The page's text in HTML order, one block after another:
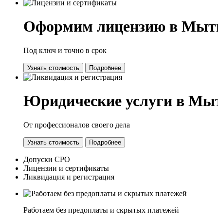
Оформим лицензию в
Под ключ и точно в срок
Узнать стоимость Подробнее
Юридические услуги в
От профессионалов своего дела
Узнать стоимость Подробнее
Допуски СРО
Лицензии и сертификаты
Ликвидация и регистрация
Работаем без предоплаты и скрытых платежей